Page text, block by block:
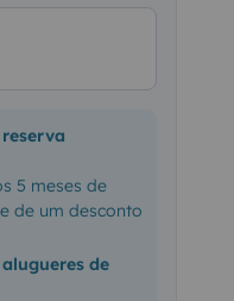
5 meses de
de um desconto
de